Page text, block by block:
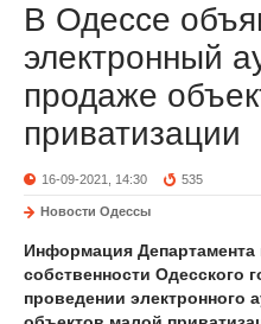
В Одессе
электронный
продаже
приватизации
16-09-2021, 14:30 535
Новости Одессы
Информация
собственности Одесского
проведении электронного